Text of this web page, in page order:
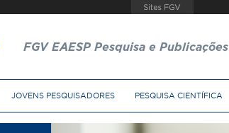
FGV EAESP Pesquisa e Publicações
JOVENS PESQUISADORES PESQUISA CIENTÍFICA